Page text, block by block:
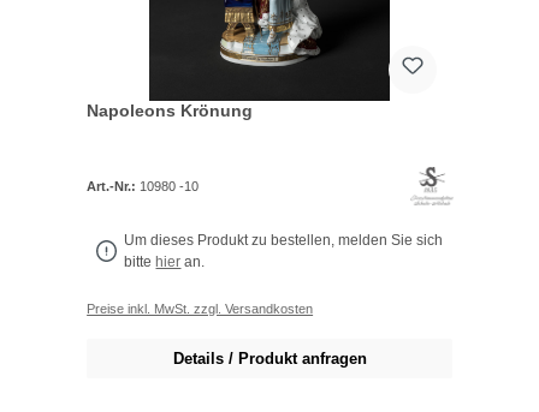
Napoleons Krönung
Art.-Nr.: 10980 -10
Um dieses Produkt zu bestellen, melden Sie sich
bitte hier an.
Preise inkl. MwSt. zzgl. Versandkosten
Details / Produkt anfragen